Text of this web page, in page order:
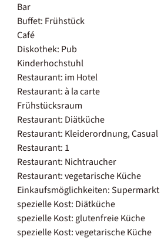
Bar
Buffet: Frühstück
Café
Diskothek: Pub
Kinderhochstuhl
Restaurant: im Hotel
Restaurant: à la carte
Frühstücksraum
Restaurant: Diätküche
Restaurant: Kleiderordnung, Casual
Restaurant: 1
Restaurant: Nichtraucher
Restaurant: vegetarische Küche
Einkaufsmöglichkeiten: Supermarkt
spezielle Kost: Diätküche
spezielle Kost: glutenfreie Küche
spezielle Kost: vegetarische Küche